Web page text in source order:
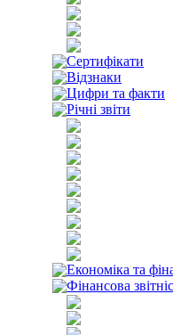
Сертифікати
Відзнаки
Цифри та факти
Річні звіти
Економіка та
Фінансова